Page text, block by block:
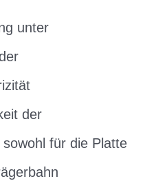
unter
der
für die Platte